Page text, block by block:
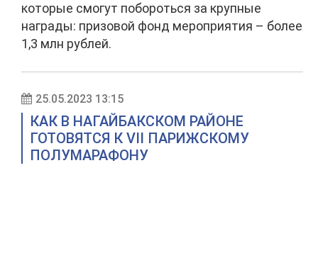
которые смогут побороться за крупные
награды: призовой фонд мероприятия – более
1,3 млн рублей.
25.05.2023 13:15
КАК В НАГАЙБАКСКОМ РАЙОНЕ
ГОТОВЯТСЯ К VII ПАРИЖСКОМУ
ПОЛУМАРАФОНУ